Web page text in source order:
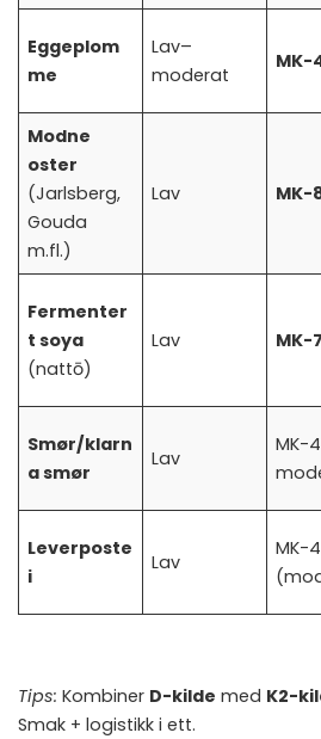
Eggeplom
me
Lav–
moderat
MK-
Modne
oster
(Jarlsberg,
Gouda
m.fl.)
Lav MK-
Fermenter
t soya
(nattō)
Lav MK-7
Smør/klarn
a smør
Lav
MK-
Leverposte
i
Lav
MK-4
Tips: Kombiner D-kilde med K2-
Smak + logistikk i ett.